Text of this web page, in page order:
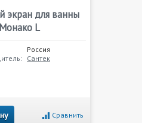
экран для ванны
L
Россия
Сантек
Сравнить